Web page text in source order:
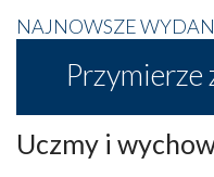
NAJNOWSZE
Przymierze
Uczmy i